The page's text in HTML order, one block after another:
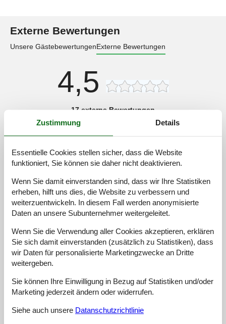
Externe Bewertungen
Unsere GästebewertungenExterne Bewertungen
4,5
17 externe Bewertungen
4,5 april 2026
Podczas naszego pobytu zauważyłem jak wszystko było
wygodne od początku do końca. Łatwy sposób parkowania
zapewniały proste opcje diningowe bez stresu.
Dette sted er perfekt til en kort getaway, Spiseområdet var
hyggeligt, og jeg elskede bekvemmeligheden ved at have et
fuldt udstyret køkken, Den gratis parkering gjorde det nemt at
udforske området uden besvær,
4,5 februar 2025
Allgemein:
kitchenware was in good condition, and I appreciated having a
Zustimmung Details
Essentielle Cookies stellen sicher, dass die Website
funktioniert, Sie können sie daher nicht deaktivieren.
Wenn Sie damit einverstanden sind, dass wir Ihre Statistiken
erheben, hilft uns dies, die Website zu verbessern und
weiterzuentwickeln. In diesem Fall werden anonymisierte
Daten an unsere Subunternehmer weitergeleitet.
Wenn Sie die Verwendung aller Cookies akzeptieren, erklären
Sie sich damit einverstanden (zusätzlich zu Statistiken), dass
wir Daten für personalisierte Marketingzwecke an Dritte
weitergeben.
Sie können Ihre Einwilligung in Bezug auf Statistiken und/oder
Marketing jederzeit ändern oder widerrufen.
Siehe auch unsere Datanschutzrichtlinie